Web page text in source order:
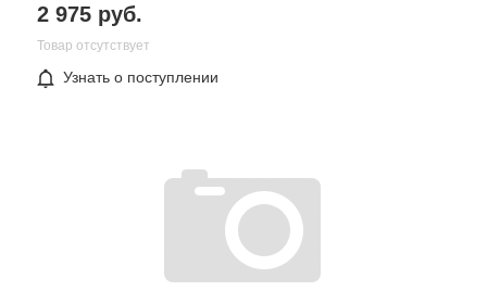
2 975 руб.
Товар отсутствует
Узнать о поступлении